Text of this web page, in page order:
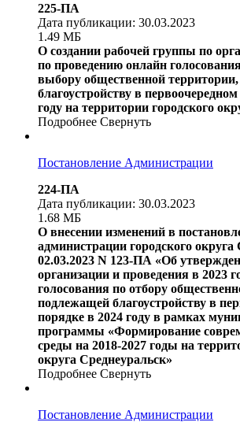
225-ПА
Дата публикации: 30.03.2023
1.49 МБ
О создании рабочей группы по
по проведению онлайн
выбору общественной
благоустройству в
году на территории городского
Подробнее Свернуть
Постановление Администрации
224-ПА
Дата публикации: 30.03.2023
1.68 МБ
О внесении изменений в
администрации городского округа
02.03.2023 N 123-ПА «Об
организации и проведения в 2023
голосования по отбору
подлежащей благоустройству в
порядке в 2024 году в рамках
программы «Формирование
среды на 2018-2027 годы на
округа Среднеуральск»
Подробнее Свернуть
Постановление Администрации